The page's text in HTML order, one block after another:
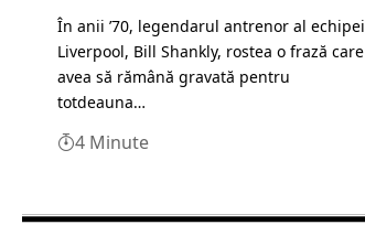
În anii ’70, legendarul antrenor al echipei
Liverpool, Bill Shankly, rostea o frază care
avea să rămână gravată pentru
totdeauna…
4 Minute